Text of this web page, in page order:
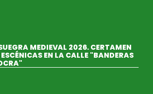
MEDIEVAL 2026. CERTAMEN
ESCÉNICAS EN LA CALLE "BANDERAS